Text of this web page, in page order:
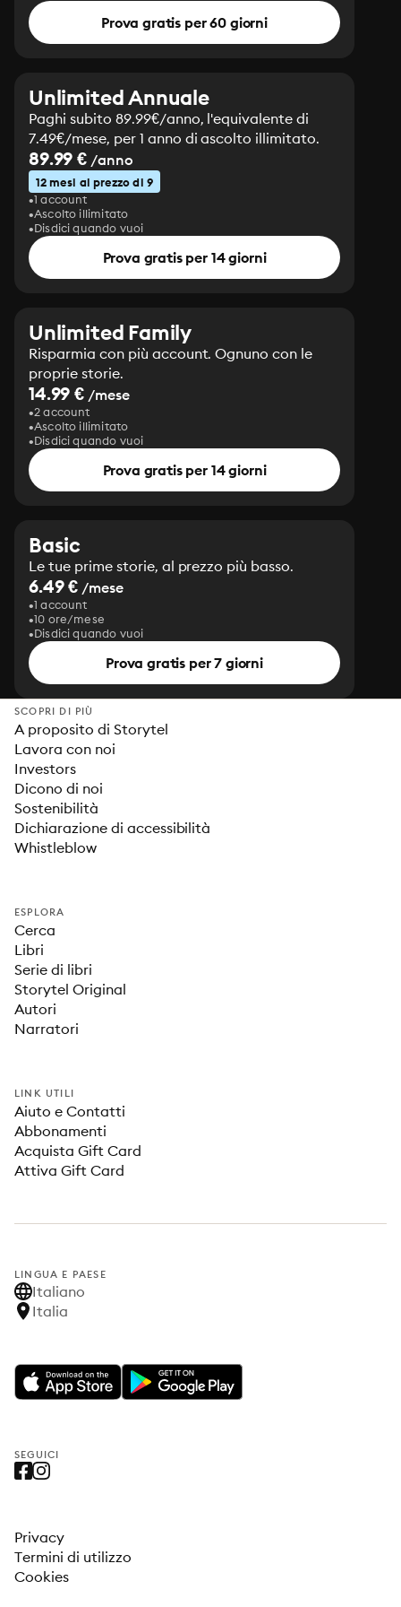
scontrarsi, soprattutto quando Brad Whitman,
incurante di ogni regola di buon vicinato, lascia che i
lavori di ristrutturazione della casa intacchino le radici
Tra gli Aston-Holt e i Whitman scoppia, feroce, la
guerra. Una guerra che cela in sé il seme dell’odio
razzista e che rischia di sfociare nel più drammatico
degli esiti. Una guerra che non si arresta nemmeno
quando tra Xavier e Juniper sboccia l’amore.
Prova gratis per 60 giorni
Unlimited Annuale
Paghi subito 89.99€/anno, l'equivalente di
7.49€/mese, per 1 anno di ascolto illimitato.
89.99 € /anno
12 mesi al prezzo di 9
1 account
Ascolto illimitato
Disdici quando vuoi
Prova gratis per 14 giorni
Unlimited Family
Risparmia con più account. Ognuno con le
proprie storie.
14.99 € /mese
2 account
Ascolto illimitato
Disdici quando vuoi
Prova gratis per 14 giorni
Basic
Le tue prime storie, al prezzo più basso.
6.49 € /mese
1 account
10 ore/mese
Disdici quando vuoi
Prova gratis per 7 giorni
SCOPRI DI PIÙ
A proposito di Storytel
Lavora con noi
Investors
Dicono di noi
Sostenibilità
Dichiarazione di accessibilità
Whistleblow
ESPLORA
Cerca
Libri
Serie di libri
Storytel Original
Autori
Narratori
LINK UTILI
Aiuto e Contatti
Abbonamenti
Acquista Gift Card
Attiva Gift Card
LINGUA E PAESE
Italiano
Italia
SEGUICI
Privacy
Termini di utilizzo
Cookies